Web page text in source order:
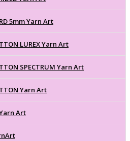
5mm Yarn Art
LUREX Yarn Art
SPECTRUM Yarn Art
Yarn Art
Art